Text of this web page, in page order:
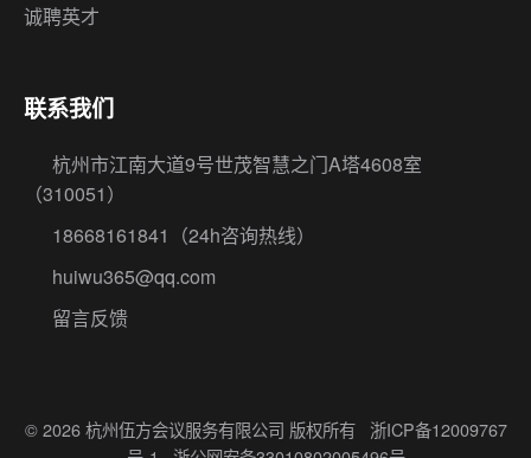
诚聘英才
联系我们
杭州市江南大道9号世茂智慧之门A塔4608室
（310051）
18668161841
（24h咨询热线）
huiwu365@qq.com
留言反馈
© 2026 杭州伍方会议服务有限公司 版权所有 浙ICP备12009767